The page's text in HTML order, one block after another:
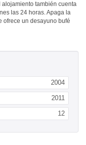
también cuenta
las 24 horas. Apaga la
ofrece un desayuno bufé
2004
2011
12